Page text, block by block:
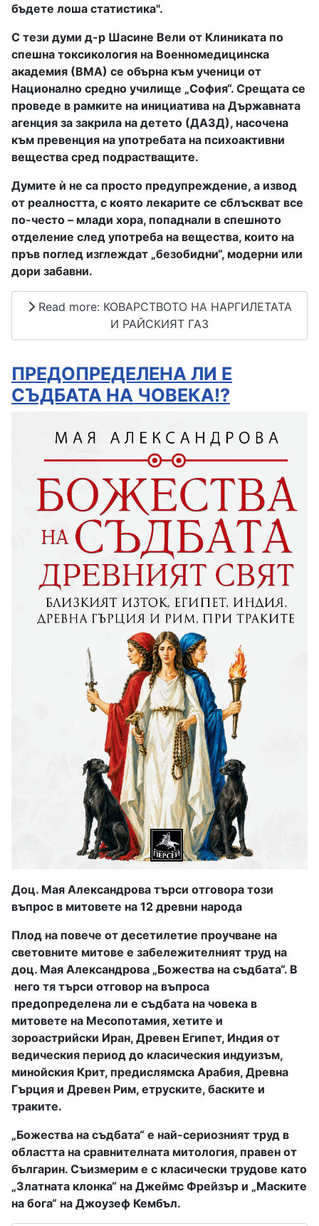
бъдете лоша статистика".
С тези думи д-р Шасине Вели от Клиниката по
спешна токсикология на Военномедицинска
академия (ВМА) се обърна към ученици от
Национално средно училище „София“. Срещата се
проведе в рамките на инициатива на Държавната
агенция за закрила на детето (ДАЗД), насочена
към превенция на употребата на психоактивни
вещества сред подрастващите.
Думите ѝ не са просто предупреждение, а извод
от реалността, с която лекарите се сблъскват все
по-често – млади хора, попаднали в спешното
отделение след употреба на вещества, които на
пръв поглед изглеждат „безобидни“, модерни или
дори забавни.
Read more: КОВАРСТВОТО НА НАРГИЛЕТАТА
И РАЙСКИЯТ ГАЗ
ПРЕДОПРЕДЕЛЕНА ЛИ Е
СЪДБАТА НА ЧОВЕКА!?
Доц. Мая Александрова търси отговора този
въпрос в митовете на 12 древни народа
Плод на повече от десетилетие проучване на
световните митове е забележителният труд на
доц. Мая Александрова „Божества на съдбата“. В
него тя търси отговор на въпроса
предопределена ли е съдбата на човека в
митовете на Месопотамия, хетите и
зороастрийски Иран, Древен Египет, Индия от
ведическия период до класическия индуизъм,
минойския Крит, предислямска Арабия, Древна
Гърция и Древен Рим, етруските, баските и
траките.
„Божества на съдбата“ е най-сериозният труд в
областта на сравнителната митология, правен от
българин. Съизмерим е с класически трудове като
„Златната клонка“ на Джеймс Фрейзър и „Маските
на бога“ на Джоузеф Кембъл.